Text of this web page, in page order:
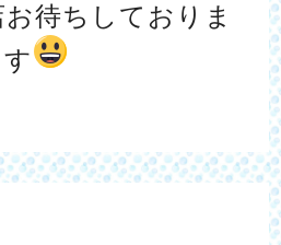
待ちしておりま
す